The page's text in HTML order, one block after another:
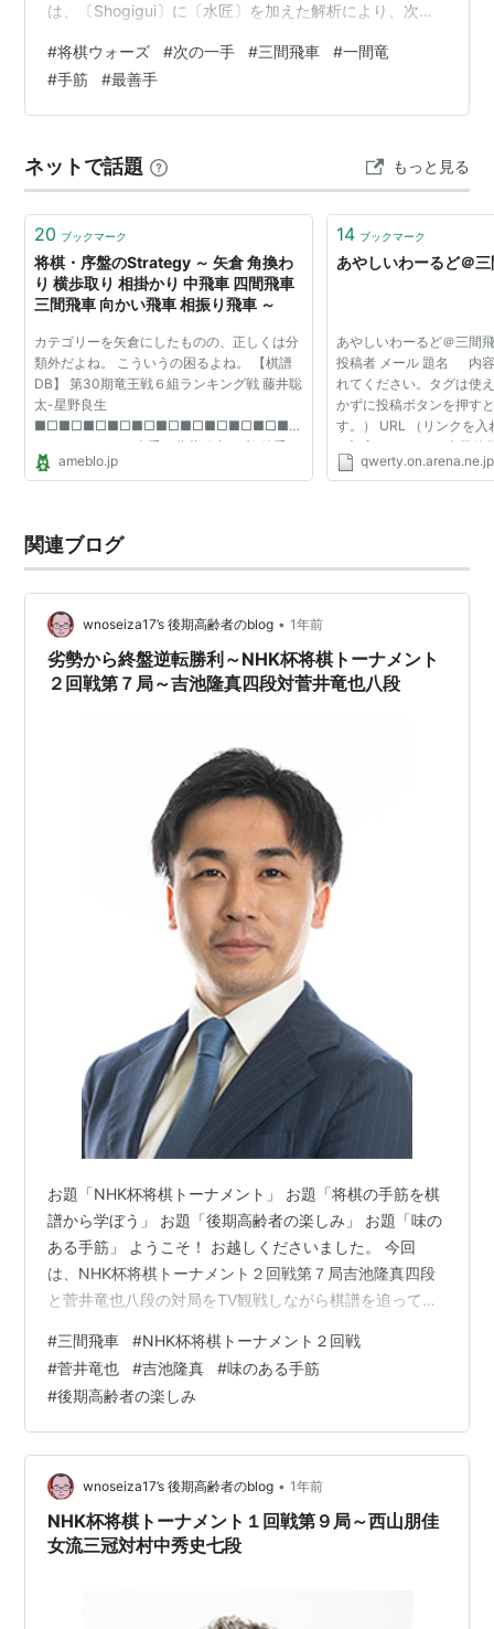
は、〔Shogigui〕に〔水匠〕を加えた解析により、次の
〔shogiplayground〕により、【棋譜再生】をご覧いた
だけます(^^♪ 【次の一手】 【味がイイ手】 【棋譜再生】
** 〔将棋はコミュニケーション〕 【次の一手】 ▶７３手
かびますか？ 指し手を戻します ---------…
#将棋ウォーズ #次の一手 #三間飛車 #一間竜
#手筋 #最善手
ネットで話題 もっと見る
20 ブックマーク
将棋・序盤のStrategy ～ 矢倉 角換わ
り 横歩取り 相掛かり 中飛車 四間飛車
三間飛車 向かい飛車 相振り飛車 ～
カテゴリーを矢倉にしたものの、正しくは分
類外だよね。 こういうの困るよね。 【棋譜
DB】 第30期竜王戦６組ランキング戦 藤井聡
太-星野良生
■□■□■□■□■□■□■□■□■□■□■□
■□■□■□■□ 先手：藤井聡太 四段 後手：
星野良生 四段 ▲７六歩 △８四歩 ▲２六
ameblo.jp
14 ブックマーク
あやしいわーるど＠
あやしいわーるど＠三間
投稿者 メール 題名 内容
れてください。タグは使
かずに投稿ボタンを押す
す。） URL （リンクを
に記入します。） 表示
URL自動リンク 2005/
qwerty.on.arena.ne.jp
関連ブログ
wnoseiza17’s 後期高齢者のblog • 1年前
劣勢から終盤逆転勝利～NHK杯将棋トーナメント
２回戦第７局～吉池隆真四段対菅井竜也八段
お題「NHK杯将棋トーナメント」 お題「将棋の手筋を棋
譜から学ぼう」 お題「後期高齢者の楽しみ」 お題「味の
ある手筋」 ようこそ！ お越しくださいました。 今回
は、NHK杯将棋トーナメント２回戦第７局吉池隆真四段
と菅井竜也八段の対局をTV観戦しながら棋譜を追ってい
党のスペシャリスト」と言い表しています。 対して、吉
池四段は昨年１０月、奨励会を卒業した新人棋士。今期
の勝率は８割超と言う成績を残して将来が楽しみです💕
「吉池四段は居飛車党なので、対向型が見られそうで、
菅井八段がどこに飛車を振るかが興味深い。」（解説・
黒沢六段） ◩NHK杯将棋トーナ…
#三間飛車 #NHK杯将棋トーナメント２回戦
#菅井竜也 #吉池隆真 #味のある手筋
#後期高齢者の楽しみ
wnoseiza17’s 後期高齢者のblog • 1年前
NHK杯将棋トーナメント１回戦第９局～西山朋佳
女流三冠対村中秀史七段